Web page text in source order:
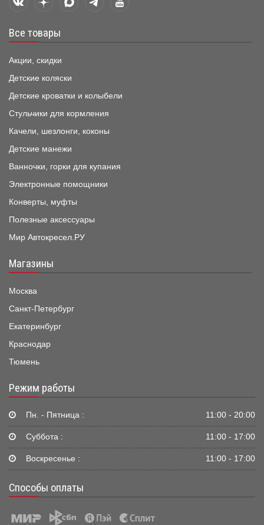
Все товары
Акции, скидки
Детские коляски
Детские кроватки и колыбели
Стульчики для кормления
Качели, шезлонги, коконы
Детские манежи
Ванночки, горки для купания
Электронные помощники
Конверты, муфты
Полезные аксессуары
Мир Автокресел.РУ
Магазины
Москва
Санкт-Петербург
Екатеринбург
Краснодар
Тюмень
Режим работы
Пн. - Пятница : 11:00 - 20:00
Суббота : 11:00 - 17:00
Воскресенье : 11:00 - 17:00
Способы оплаты